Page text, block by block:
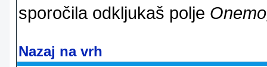
sporočila odkljukaš polje
Nazaj na vrh